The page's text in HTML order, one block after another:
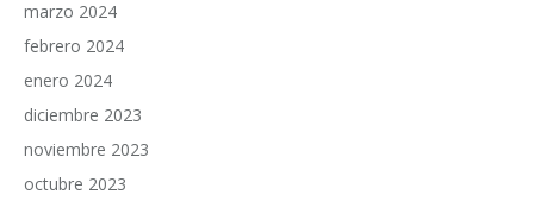
marzo 2024
febrero 2024
enero 2024
diciembre 2023
noviembre 2023
octubre 2023